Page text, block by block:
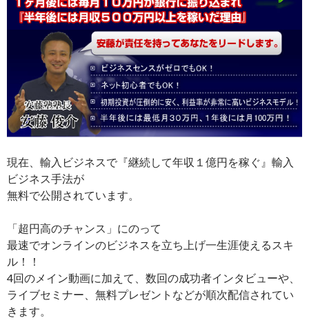
現在、輸入ビジネスで『継続して年収１億円を稼ぐ』輸入
ビジネス手法が
無料で公開されています。
「超円高のチャンス」にのって
最速でオンラインのビジネスを立ち上げ一生涯使えるスキ
ル！！
4回のメイン動画に加えて、数回の成功者インタビューや、
ライブセミナー、無料プレゼントなどが順次配信されてい
きます。